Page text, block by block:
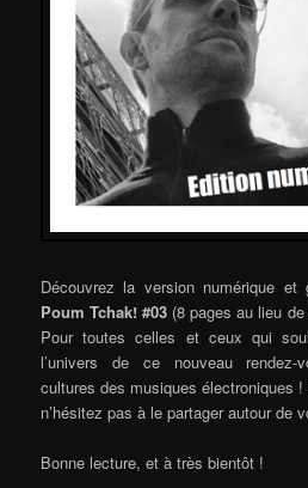
Découvrez la version numérique et
Poum Tchak! #03 (8 pages au lieu
Pour toutes celles et ceux qui
l’univers de ce nouveau rendez-
cultures des musiques électroniques
n’hésitez pas à le partager autour de
Bonne lecture, et à très bientôt !